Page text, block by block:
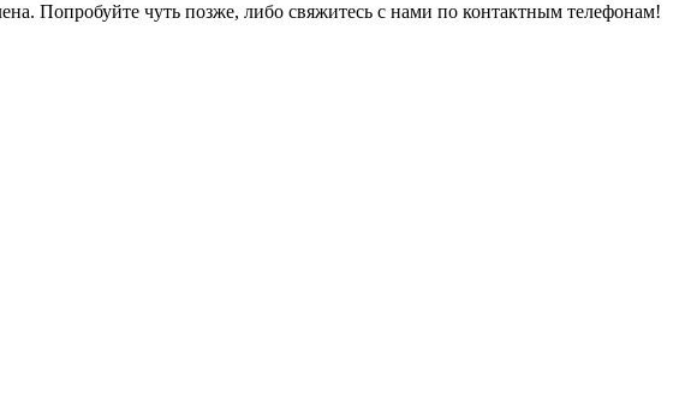
Попробуйте чуть позже, либо свяжитесь с нами по контактным телефонам!